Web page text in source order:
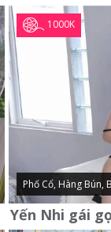
1000K
Phố Cổ, Hàng Bún,